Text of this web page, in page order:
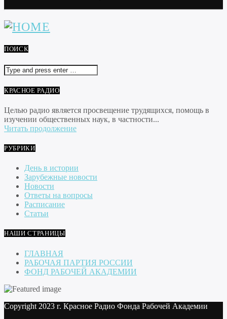
ПОИСК
КРАСНОЕ РАДИО
Целью радио является просвещение трудящихся, помощь в
изучении общественных наук, в частности...
Читать продолжение
РУБРИКИ
День в истории
Зарубежные новости
Новости
Ответы на вопросы
Расписание
Статьи
НАШИ СТРАНИЦЫ
ГЛАВНАЯ
РАБОЧАЯ ПАРТИЯ РОССИИ
ФОНД РАБОЧЕЙ АКАДЕМИИ
Copyright 2023 г. Красное Радио Фонда Рабочей Академии